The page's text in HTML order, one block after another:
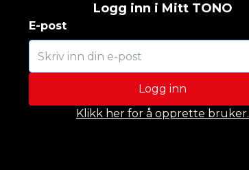
Logg inn i Mitt TONO
E-post
Logg inn
Klikk her for å opprette bruker.